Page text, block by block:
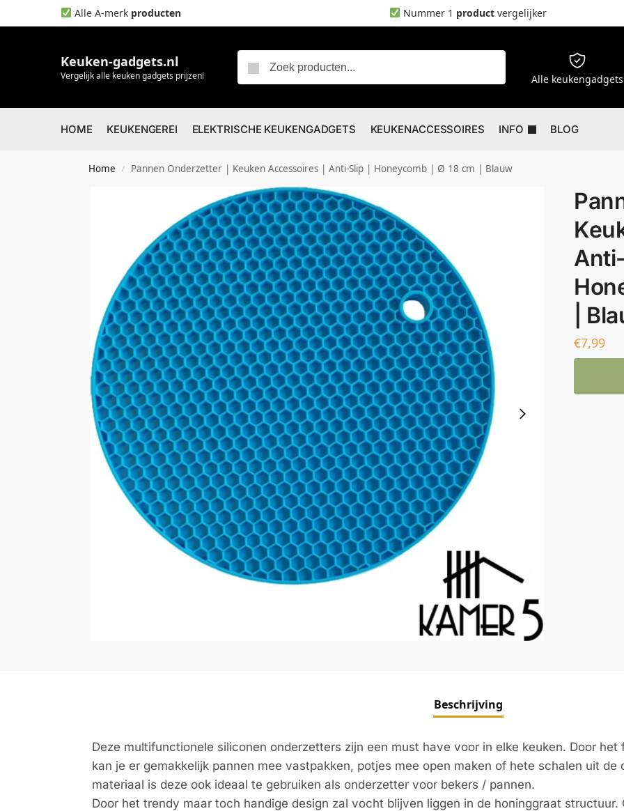
Alle A-merk producten Nummer 1 productvergelijker
Keuken-gadgets.nl
Vergelijk alle keuken gadgets prijzen! Alle keukengadgets
HOME KEUKENGEREI ELEKTRISCHE KEUKENGADGETS KEUKENACCESSOIRES INFO BLOG
Home / Pannen Onderzetter | Keuken Accessoires | Anti-Slip | Honeycomb | Ø 18 cm | Blauw
Anti-
|
€7,99
Beschrijving
Deze multifunctionele siliconen onderzetters zijn een must have voor in elke keuken. Door
kan je er gemakkelijk pannen mee vastpakken, potjes mee open maken of hete schalen uit
materiaal is deze ook ideaal te gebruiken als onderzetter voor bekers / pannen.
Door het trendy maar toch handige design zal vocht blijven liggen in de honinggraat